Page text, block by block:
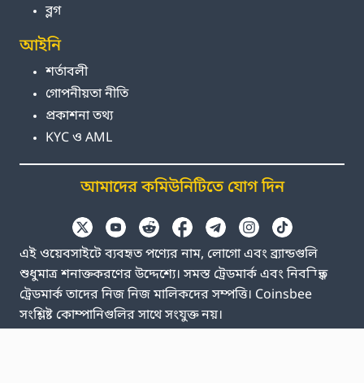
ব্লগ
আইনি
শর্তাবলী
গোপনীয়তা নীতি
প্রকাশনা তথ্য
KYC ও AML
আমাদের কমিউনিটিতে যোগ দিন
এই ওয়েবসাইটে ব্যবহৃত পণ্যের নাম, লোগো এবং ব্র্যান্ডগুলি
শুধুমাত্র শনাক্তকরণের উদ্দেশ্যে। সমস্ত ট্রেডমার্ক এবং নিবন্ধিত
ট্রেডমার্ক তাদের নিজ নিজ মালিকদের সম্পত্তি। Coinsbee
সংশ্লিষ্ট কোম্পানিগুলির সাথে সংযুক্ত নয়।